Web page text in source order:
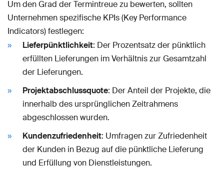
Um den Grad der Termintreue zu bewerten, sollten
Unternehmen spezifische KPIs (Key Performance
Indicators) festlegen:
Lieferpünktlichkeit: Der Prozentsatz der pünktlich
erfüllten Lieferungen im Verhältnis zur Gesamtzahl
der Lieferungen.
Projektabschlussquote: Der Anteil der Projekte, die
innerhalb des ursprünglichen Zeitrahmens
abgeschlossen wurden.
Kundenzufriedenheit: Umfragen zur Zufriedenheit
der Kunden in Bezug auf die pünktliche Lieferung
und Erfüllung von Dienstleistungen.